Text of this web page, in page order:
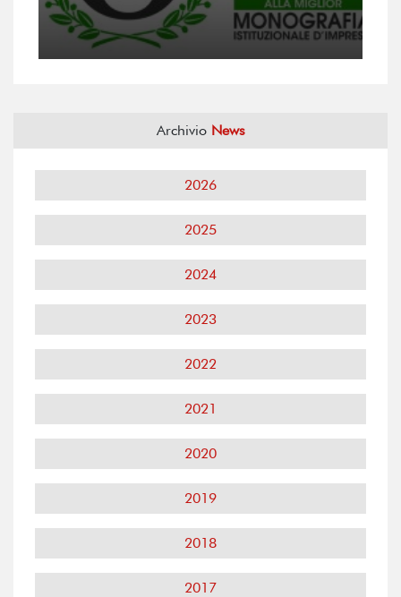
Archivio News
2026
2025
2024
2023
2022
2021
2020
2019
2018
2017